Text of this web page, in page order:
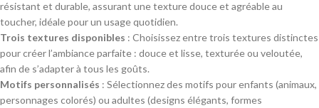
résistant et durable, assurant une texture douce et agréable au
toucher, idéale pour un usage quotidien.
Trois textures disponibles : Choisissez entre trois textures distinctes
pour créer l’ambiance parfaite : douce et lisse, texturée ou veloutée,
afin de s’adapter à tous les goûts.
Motifs personnalisés : Sélectionnez des motifs pour enfants (animaux,
personnages colorés) ou adultes (designs élégants, formes